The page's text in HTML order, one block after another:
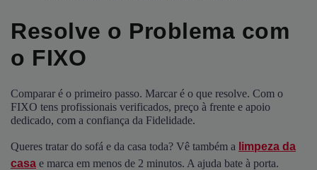
Resolve o Problema com
o FIXO
Comparar é o primeiro passo. Marcar é o que resolve. Com o
FIXO tens profissionais verificados, preço à frente e apoio
dedicado, com a confiança da Fidelidade.
Queres tratar do sofá e da casa toda? Vê também a limpeza da
casa e marca em menos de 2 minutos. A ajuda bate à porta.